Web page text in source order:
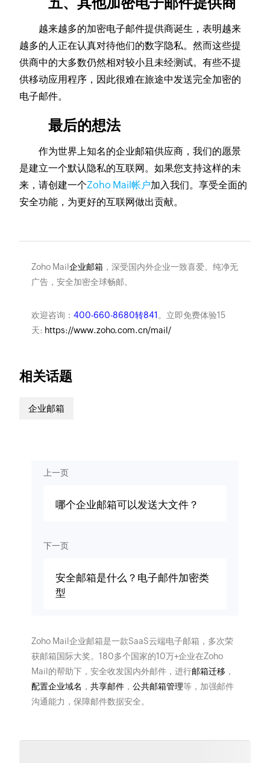
越来越多的加密电子邮件提供商诞生，表明越来
越多的人正在认真对待他们的数字隐私。然而这些提
供商中的大多数仍然相对较小且未经测试。有些不提
供移动应用程序，因此很难在旅途中发送完全加密的
电子邮件。
最后的想法
作为世界上知名的企业邮箱供应商，我们的愿景
是建立一个默认隐私的互联网。如果您支持这样的未
来，请创建一个Zoho Mail帐户加入我们。享受全面的
安全功能，为更好的互联网做出贡献。
Zoho Mail企业邮箱，深受国内外企业一致喜爱。纯净无
广告，安全加密全球畅邮。
欢迎咨询： 400-660-8680转841 。立即免费体验15
天: https://www.zoho.com.cn/mail/
相关话题
企业邮箱
上一页
哪个企业邮箱可以发送大文件？
下一页
安全邮箱是什么？电子邮件加密类
型
Zoho Mail企业邮箱是一款SaaS云端电子邮箱，多次荣
获邮箱国际大奖。180多个国家的10万+企业在Zoho
Mail的帮助下，安全收发国内外邮件，进行邮箱迁移 ，
配置企业域名 ， 共享邮件， 公共邮箱管理等，加强邮件
沟通能力，保障邮件数据安全。